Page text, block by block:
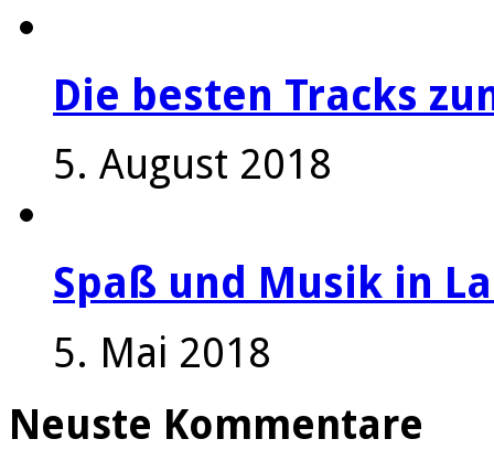
Die besten Tracks
5. August 2018
Spaß und Musik in
5. Mai 2018
Neuste Kommentare